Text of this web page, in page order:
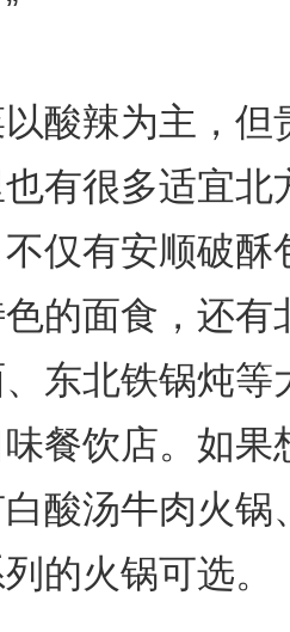
辣为主，但
有很多适宜北
仅有安顺破酥
的面食，还有
东北铁锅炖等
餐饮店。如果
酸汤牛肉火锅
的火锅可选。